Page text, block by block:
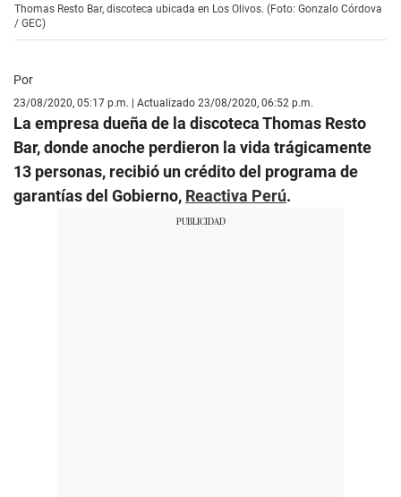
Thomas Resto Bar, discoteca ubicada en Los Olivos. (Foto: Gonzalo Córdova
/ GEC)
Por
23/08/2020, 05:17 p.m. | Actualizado 23/08/2020, 06:52 p.m.
La empresa dueña de la discoteca Thomas Resto
Bar, donde anoche perdieron la vida trágicamente
13 personas, recibió un crédito del programa de
garantías del Gobierno, Reactiva Perú.